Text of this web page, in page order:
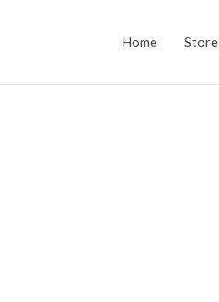
Home Store